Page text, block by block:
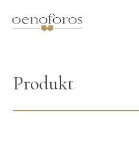
Produkt